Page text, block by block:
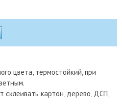
цвета, термостойкий, при
склеивать картон, дерево, ДСП,